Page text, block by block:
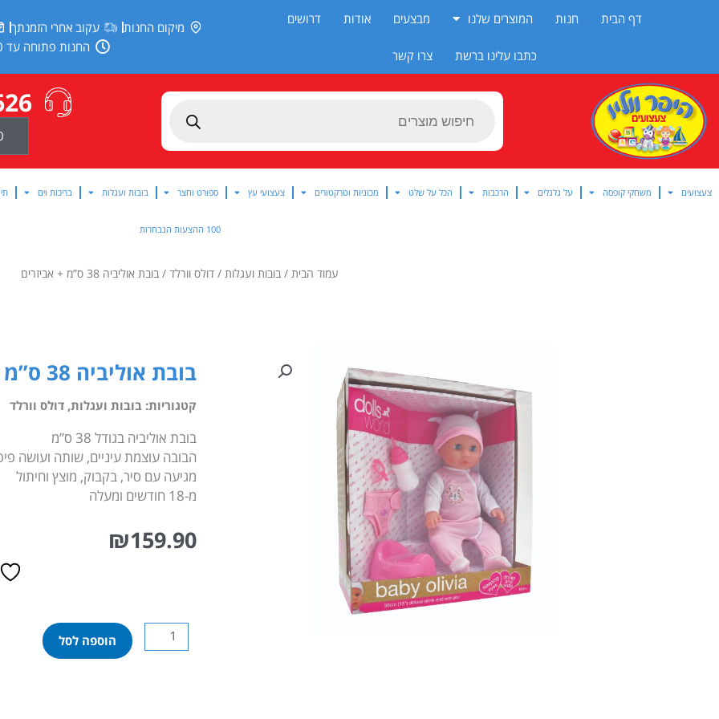
דף הבית חנות המוצרים שלנו מבצעים אודות דרושים
כתבו עלינו ברשת צרו קשר
מיקום החנות עקוב אחרי הזמנתך
החנות פתוחה עד 20:00
Products
צעצועים משחקי קופסה על גלגלים הרכבות הכל על שלט מכוניות וטרקטורים צעצועי עץ ספורט וחצר בובות ועגלות בריכות וים
100 ההצעות הנבחרות
עמוד הבית / בובות ועגלות / דולס וורלד / בובת אוליביה 38 ס”מ + אביזרים
בובת אוליביה 38 ס”מ + אביזרים
קטגוריות:בובות ועגלות,דולס וורלד
בובת אוליביה בגודל 38 ס”מ
הבובה עוצמת עיניים, שותה ועושה
מגיעה עם סיר, בקבוק, מוצץ וחיתול
מ-18 חודשים ומעלה
₪159.90
כמות
של
הוספה לסל